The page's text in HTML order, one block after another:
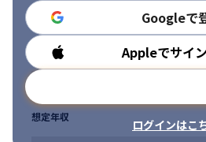
Googleで
Appleでサイ
ログインはこ
勤務時間
想定年収